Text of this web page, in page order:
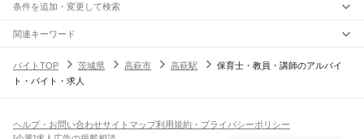
条件を追加・変更して検索
市区町村を追加・変更
茨城県すべて
水戸市 日立市
行方市鉾田市つくばみらい市小美玉市東茨城郡 那珂郡久慈郡稲敷郡
猿島郡北相馬郡
駅を追加・変更
大甕駅常陸多賀駅日立駅小木津駅十王駅高萩駅南中郷駅磯原駅大津港駅
職種を追加・変更
飲食・フードサービスすべて
ホールスタッフキッチンスタッフ
人気
関連キーワード
バイトTOP
茨城県 高萩市 高萩駅
保育士・教員・講師のアルバイ
ト・バイト・求人
ヘルプ・お問い合わせサイトマップ利用規約・プライバシーポリシー